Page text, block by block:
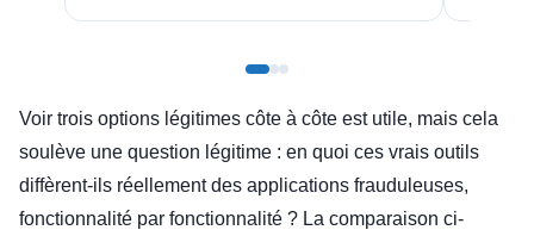
Voir trois options légitimes côte à côte est utile, mais cela
soulève une question légitime : en quoi ces vrais outils
diffèrent-ils réellement des applications frauduleuses,
fonctionnalité par fonctionnalité ? La comparaison ci-